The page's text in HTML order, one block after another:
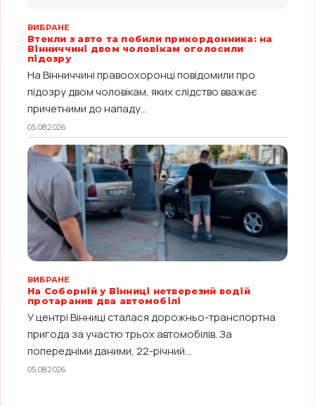
ВИБРАНЕ
Втекли з авто та побили прикордонника: на
Вінниччині двом чоловікам оголосили
підозру
На Вінниччині правоохоронці повідомили про
підозру двом чоловікам, яких слідство вважає
причетними до нападу...
05.08.2026
ВИБРАНЕ
На Соборній у Вінниці нетверезий водій
протаранив два автомобілі
У центрі Вінниці сталася дорожньо-транспортна
пригода за участю трьох автомобілів. За
попередніми даними, 22-річний...
05.08.2026